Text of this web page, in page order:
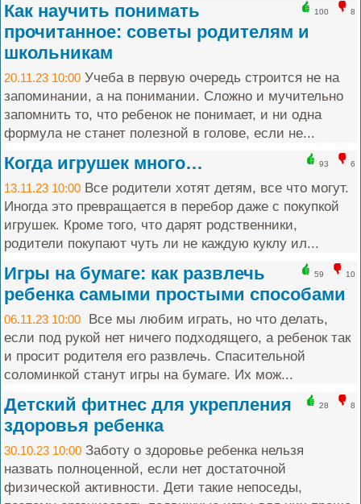
100 8
Как научить понимать
прочитанное: советы родителям и
школьникам
20.11.23 10:00 Учеба в первую очередь строится не на
запоминании, а на понимании. Сложно и мучительно
запомнить то, что ребенок не понимает, и ни одна
формула не станет полезной в голове, если не...
93 6
Когда игрушек много…
13.11.23 10:00 Все родители хотят детям, все что могут.
Иногда это превращается в перебор даже с покупкой
игрушек. Кроме того, что дарят родственники,
родители покупают чуть ли не каждую куклу ил...
59 10
Игры на бумаге: как развлечь
ребенка самыми простыми способами
06.11.23 10:00 Все мы любим играть, но что делать,
если под рукой нет ничего подходящего, а ребенок так
и просит родителя его развлечь. Спасительной
соломинкой станут игры на бумаге. Их мож...
28 8
Детский фитнес для укрепления
здоровья ребенка
30.10.23 10:00 Заботу о здоровье ребенка нельзя
назвать полноценной, если нет достаточной
физической активности. Дети такие непоседы,